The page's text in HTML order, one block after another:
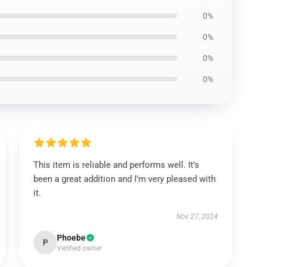
0%
0%
0%
0%
This item is reliable and performs well. It’s
been a great addition and I’m very pleased with
it.
Nov 27, 2024
P Phoebe
Verified owner